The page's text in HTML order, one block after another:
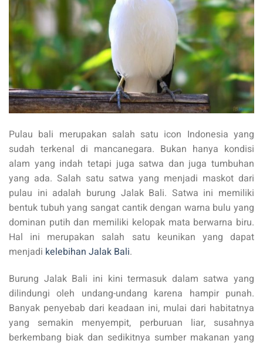
Pulau bali merupakan salah satu icon Indonesia yang
sudah terkenal di mancanegara. Bukan hanya kondisi
alam yang indah tetapi juga satwa dan juga tumbuhan
yang ada. Salah satu satwa yang menjadi maskot dari
pulau ini adalah burung Jalak Bali. Satwa ini memiliki
bentuk tubuh yang sangat cantik dengan warna bulu yang
dominan putih dan memiliki kelopak mata berwarna biru.
Hal ini merupakan salah satu keunikan yang dapat
menjadi kelebihan Jalak Bali.
Burung Jalak Bali ini kini termasuk dalam satwa yang
dilindungi oleh undang-undang karena hampir punah.
Banyak penyebab dari keadaan ini, mulai dari habitatnya
yang semakin menyempit, perburuan liar, susahnya
berkembang biak dan sedikitnya sumber makanan yang